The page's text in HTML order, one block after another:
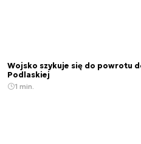
Wojsko szykuje się do powrotu
Podlaskiej
1 min.